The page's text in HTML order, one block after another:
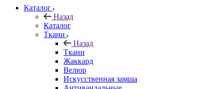
Каталог
Назад
Каталог
Ткани
Назад
Ткани
Жаккард
Велюр
Искусственная замша